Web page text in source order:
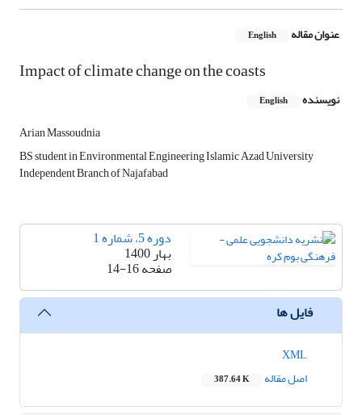
عنوان مقاله English
Impact of climate change on the coasts
نویسنده English
Arian Massoudnia
BS student in Environmental Engineering Islamic Azad University
Independent Branch of Najafabad
دوره 5، شماره 1
بهار 1400
صفحه14-16
فایل ها
اصل مقاله
387.64 K